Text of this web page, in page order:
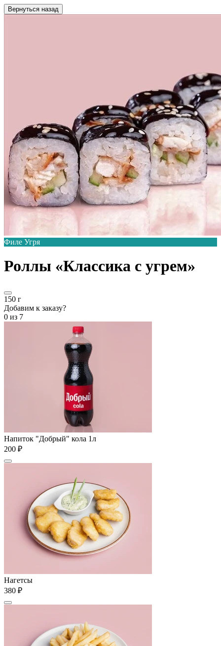
Вернуться назад
Филе Угря
Роллы «Классика с угрем»
150 г
Добавим к заказу?
0 из 7
Напиток "Добрый" кола 1л
200 ₽
Нагетсы
380 ₽